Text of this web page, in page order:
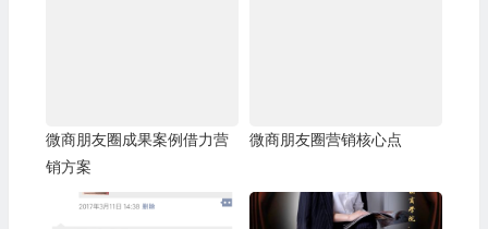
微商朋友圈成果案例借力营
销方案
微商朋友圈营销核心点